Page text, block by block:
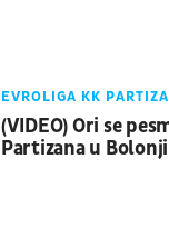
EVROLIGA KK
(VIDEO) Ori se
Partizana u Bolonji